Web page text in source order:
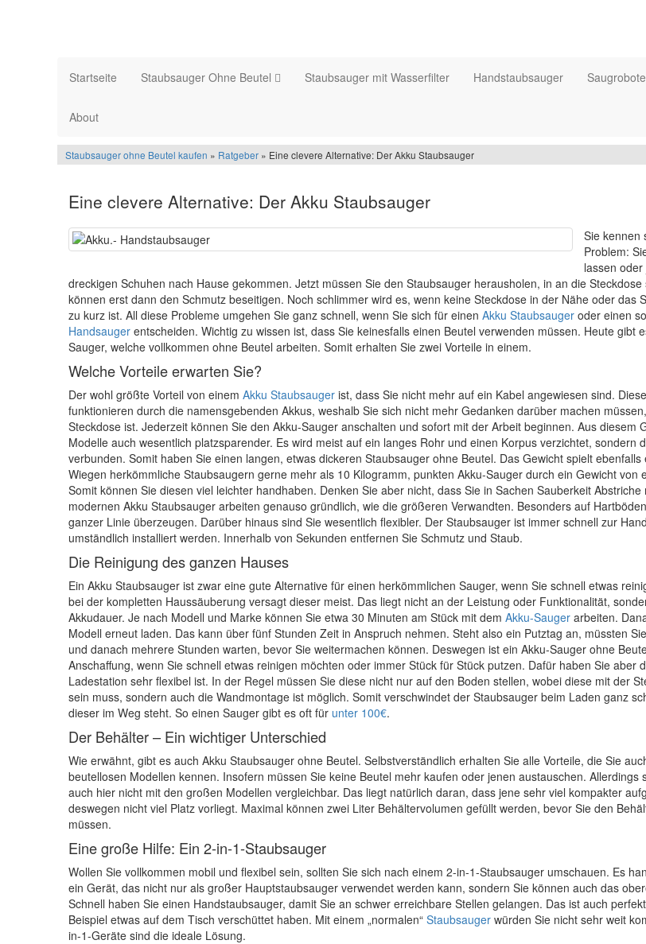
Startseite Staubsauger Ohne Beutel Staubsauger mit Wasserfilter Handstaubsauger
About
Staubsauger ohne Beutel kaufen » Ratgeber » Eine clevere Alternative: Der Akku Staubsauger
Eine clevere Alternative: Der Akku Staubsauger
Sie kennen
Problem:
lassen
dreckigen Schuhen nach Hause gekommen. Jetzt müssen Sie den Staubsauger herausholen, in an die
können erst dann den Schmutz beseitigen. Noch schlimmer wird es, wenn keine Steckdose in der Nähe oder das
zu kurz ist. All diese Probleme umgehen Sie ganz schnell, wenn Sie sich für einen Akku Staubsauger oder einen
Handsauger entscheiden. Wichtig zu wissen ist, dass Sie keinesfalls einen Beutel verwenden müssen. Heute gibt
Sauger, welche vollkommen ohne Beutel arbeiten. Somit erhalten Sie zwei Vorteile in einem.
Welche Vorteile erwarten Sie?
Der wohl größte Vorteil von einem Akku Staubsauger ist, dass Sie nicht mehr auf ein Kabel angewiesen sind.
funktionieren durch die namensgebenden Akkus, weshalb Sie sich nicht mehr Gedanken darüber machen
Steckdose ist. Jederzeit können Sie den Akku-Sauger anschalten und sofort mit der Arbeit beginnen. Aus diesem
Modelle auch wesentlich platzsparender. Es wird meist auf ein langes Rohr und einen Korpus verzichtet, sondern
verbunden. Somit haben Sie einen langen, etwas dickeren Staubsauger ohne Beutel. Das Gewicht spielt ebenfalls
Wiegen herkömmliche Staubsaugern gerne mehr als 10 Kilogramm, punkten Akku-Sauger durch ein Gewicht von
Somit können Sie diesen viel leichter handhaben. Denken Sie aber nicht, dass Sie in Sachen Sauberkeit
modernen Akku Staubsauger arbeiten genauso gründlich, wie die größeren Verwandten. Besonders auf
ganzer Linie überzeugen. Darüber hinaus sind Sie wesentlich flexibler. Der Staubsauger ist immer schnell zur
umständlich installiert werden. Innerhalb von Sekunden entfernen Sie Schmutz und Staub.
Die Reinigung des ganzen Hauses
Ein Akku Staubsauger ist zwar eine gute Alternative für einen herkömmlichen Sauger, wenn Sie schnell etwas
bei der kompletten Haussäuberung versagt dieser meist. Das liegt nicht an der Leistung oder Funktionalität,
Akkudauer. Je nach Modell und Marke können Sie etwa 30 Minuten am Stück mit dem Akku-Sauger arbeiten.
Modell erneut laden. Das kann über fünf Stunden Zeit in Anspruch nehmen. Steht also ein Putztag an, müssten
und danach mehrere Stunden warten, bevor Sie weitermachen können. Deswegen ist ein Akku-Sauger ohne
Anschaffung, wenn Sie schnell etwas reinigen möchten oder immer Stück für Stück putzen. Dafür haben Sie aber
Ladestation sehr flexibel ist. In der Regel müssen Sie diese nicht nur auf den Boden stellen, wobei diese mit der
sein muss, sondern auch die Wandmontage ist möglich. Somit verschwindet der Staubsauger beim Laden ganz
dieser im Weg steht. So einen Sauger gibt es oft für unter 100€.
Der Behälter – Ein wichtiger Unterschied
Wie erwähnt, gibt es auch Akku Staubsauger ohne Beutel. Selbstverständlich erhalten Sie alle Vorteile, die Sie
beutellosen Modellen kennen. Insofern müssen Sie keine Beutel mehr kaufen oder jenen austauschen. Allerdings
auch hier nicht mit den großen Modellen vergleichbar. Das liegt natürlich daran, dass jene sehr viel kompakter
deswegen nicht viel Platz vorliegt. Maximal können zwei Liter Behältervolumen gefüllt werden, bevor Sie den
müssen.
Eine große Hilfe: Ein 2-in-1-Staubsauger
Wollen Sie vollkommen mobil und flexibel sein, sollten Sie sich nach einem 2-in-1-Staubsauger umschauen. Es
ein Gerät, das nicht nur als großer Hauptstaubsauger verwendet werden kann, sondern Sie können auch das
Schnell haben Sie einen Handstaubsauger, damit Sie an schwer erreichbare Stellen gelangen. Das ist auch
Beispiel etwas auf dem Tisch verschüttet haben. Mit einem „normalen“ Staubsauger würden Sie nicht sehr weit
in-1-Geräte sind die ideale Lösung.